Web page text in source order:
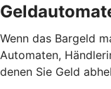
Wenn das Bargeld
Automaten,
denen Sie Geld